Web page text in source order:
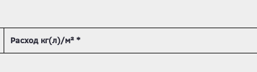
Расход кг(л)/м² *